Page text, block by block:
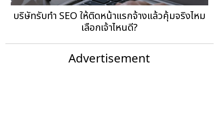
บริษัทรับทำ SEO ให้ติดหน้าแรกจ้างแล้วคุ้มจริงไหม
เลือกเจ้าไหนดี?
Advertisement